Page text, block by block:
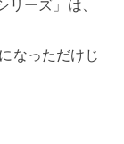
ーズ」は、
なっただけじ